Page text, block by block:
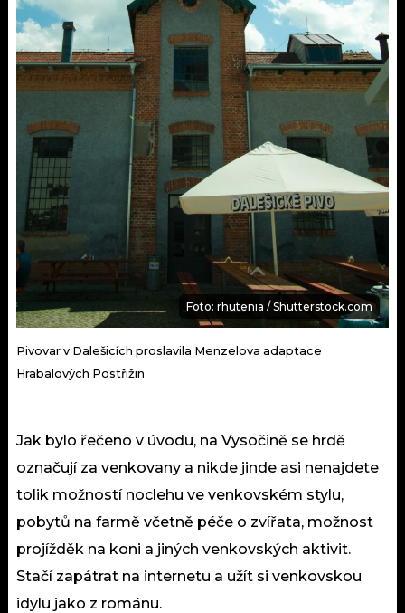
Foto: rhutenia / Shutterstock.com
Pivovar v Dalešicích proslavila Menzelova adaptace
Hrabalových Postřižin
Jak bylo řečeno v úvodu, na Vysočině se hrdě
označují za venkovany a nikde jinde asi nenajdete
tolik možností noclehu ve venkovském stylu,
pobytů na farmě včetně péče o zvířata, možnost
projížděk na koni a jiných venkovských aktivit.
Stačí zapátrat na internetu a užít si venkovskou
idylu jako z románu.